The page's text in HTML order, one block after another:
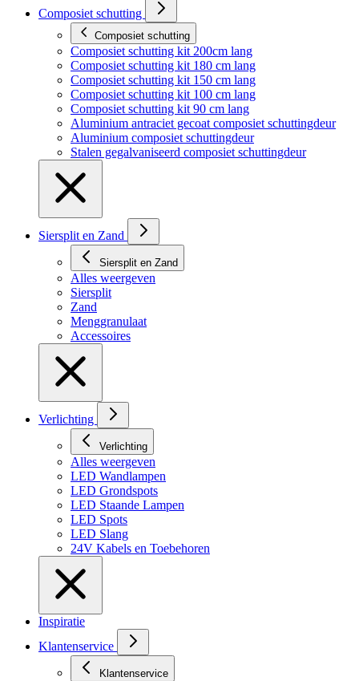
Composiet schutting
Composiet schutting
Composiet schutting kit 200cm lang
Composiet schutting kit 180 cm lang
Composiet schutting kit 150 cm lang
Composiet schutting kit 100 cm lang
Composiet schutting kit 90 cm lang
Aluminium antraciet gecoat composiet schuttingdeur
Aluminium composiet schuttingdeur
Stalen gegalvaniseerd composiet schuttingdeur
Siersplit en Zand
Siersplit en Zand
Alles weergeven
Siersplit
Zand
Menggranulaat
Accessoires
Verlichting
Verlichting
Alles weergeven
LED Wandlampen
LED Grondspots
LED Staande Lampen
LED Spots
LED Slang
24V Kabels en Toebehoren
Inspiratie
Klantenservice
Klantenservice